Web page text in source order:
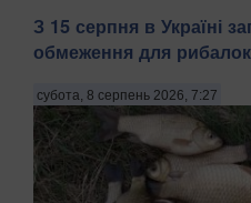
З 15 серпня в Україні
обмеження для
субота, 8 серпень 2026, 7:27